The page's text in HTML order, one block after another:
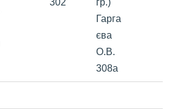
302
гр.)
Гарга
єва
О.В.
308а